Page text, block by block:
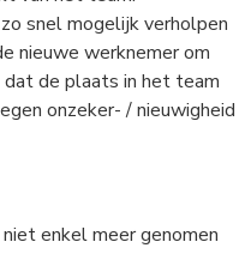
snel mogelijk verholpen
nieuwe werknemer om
de plaats in het team
onzeker- / nieuwigheid
enkel meer genomen